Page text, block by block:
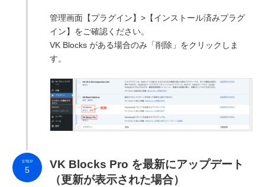
管理画面【プラグイン】>【インストール済みプラグ
イン】をご確認ください。
VK Blocks がある場合のみ「削除」をクリックしま
す。
VK Blocks Pro を最新にアップデート
（更新が表示された場合）
STEP
5